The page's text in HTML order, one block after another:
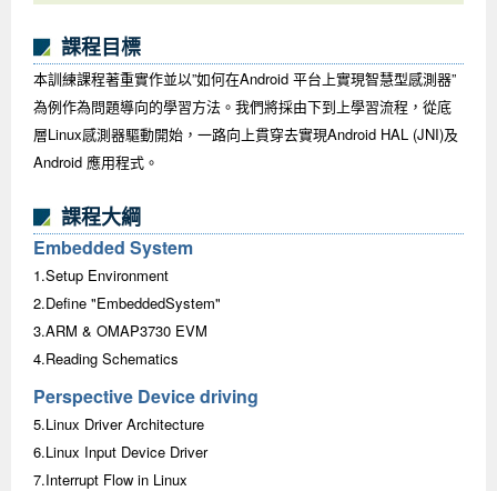
AIoT智能聯網運算實戰
AI深度學習之問答系統實作
AI強化學習 - 自動控制應用
讓 AI 成為你的數位同事
物聯網Web整合應用實作
[學程]物聯網全端與深度學習整合
[學程]物聯網全端與深度學習整合
iPAS AIoT應用工程師(物聯網類)
智能機器人系統整合開發
電腦視覺與影像處理
AI深度學習與影像辨識實戰
嵌入式Linux開發與AI影像辨識
智能機器人系統整合開發
ARM mbed 物聯網平台應用實作
ARM Boot Loader設計
ARM Cortex-M0 應用整合設計
程式語言系列課程
C語言程式設計
資料結構精修班
C++程式設計
Python程式實戰養成學程
Python程式設計
Python程式設計(舊)
APCS寒暑假程式檢定班
Java 物件導向程式
Android系列課程
Android嵌入式平台開發訓練班
Android APP 實戰開發學程
Android Framework
Android ADK周邊裝置開發班
iOS程式開發系列課程
iPhone程式設計基礎班
iPhone程式設計進階班
Android嵌入式平台開發訓練班
TI MSP430微控制器開發
產品應用系列課程
生醫感測器整合設計班
NFC無線通訊設計實作班
物聯網Web整合應用實作班
轉職就業班
AIoT人工智慧與物聯網實戰人才就業班
AI智能醫療電子產品開發人才就業班
物聯網韌體工程師人才養成班
物聯網平台開發人才養成班(政府+企業雙重補助)
物聯網平台開發人才養成班
實體課程總覽
AI邊緣運算實作-TFL for MCU
自然語言處理與大型語言模型
資料分析與視覺化
非監督式學習
Edge AI與Pi Pico實作應用
電腦視覺演算法-人臉識別實戰
OpenVINO邊緣運算實務
iPAS巨量資料分析師考照班
iPAS機器學習工程師
APCS檢定 C++課程
APCS檢定 C語言課程
APCS檢定培訓課程
【遠距同步】APCS寒/暑假營隊
【遠距同步】青少年AI冬/夏令營
青少年AI人工智慧實作班
資料結構
Python程式設計
JavaScript程式設計
C++程式設計
Python進階程式設計：從資料結構到演算法
Python程式實戰養成學程
Linux & C語言硬體控制
Python硬體控制-Pi Pico
Raspberry Pi 使用入門
Edge AI與Raspberry Pi Pico實作應用
硬體控制使用Python
用樹莓派實現物聯網
5G-SDN通訊系列課程
5G關鍵技術- SDN與Mininet實作
創意程式設計系列
micro:bit 創意程式設計
Scratch 創意程式設計
學員專屬提問平台
課程目標
本訓練課程著重實作並以”如何在Android 平台上實現智慧型感測器”
為例作為問題導向的學習方法。我們將採由下到上學習流程，從底
層Linux感測器驅動開始，一路向上貫穿去實現Android HAL (JNI)及
Android 應用程式。
課程大綱
Embedded System
1.Setup Environment
2.Define "EmbeddedSystem"
3.ARM & OMAP3730 EVM
4.Reading Schematics
Perspective Device driving
5.Linux Driver Architecture
6.Linux Input Device Driver
7.Interrupt Flow in Linux